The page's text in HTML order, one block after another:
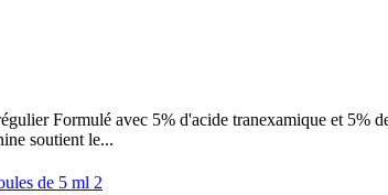
Formulé avec 5% d'acide tranexamique et 5%
soutient le...